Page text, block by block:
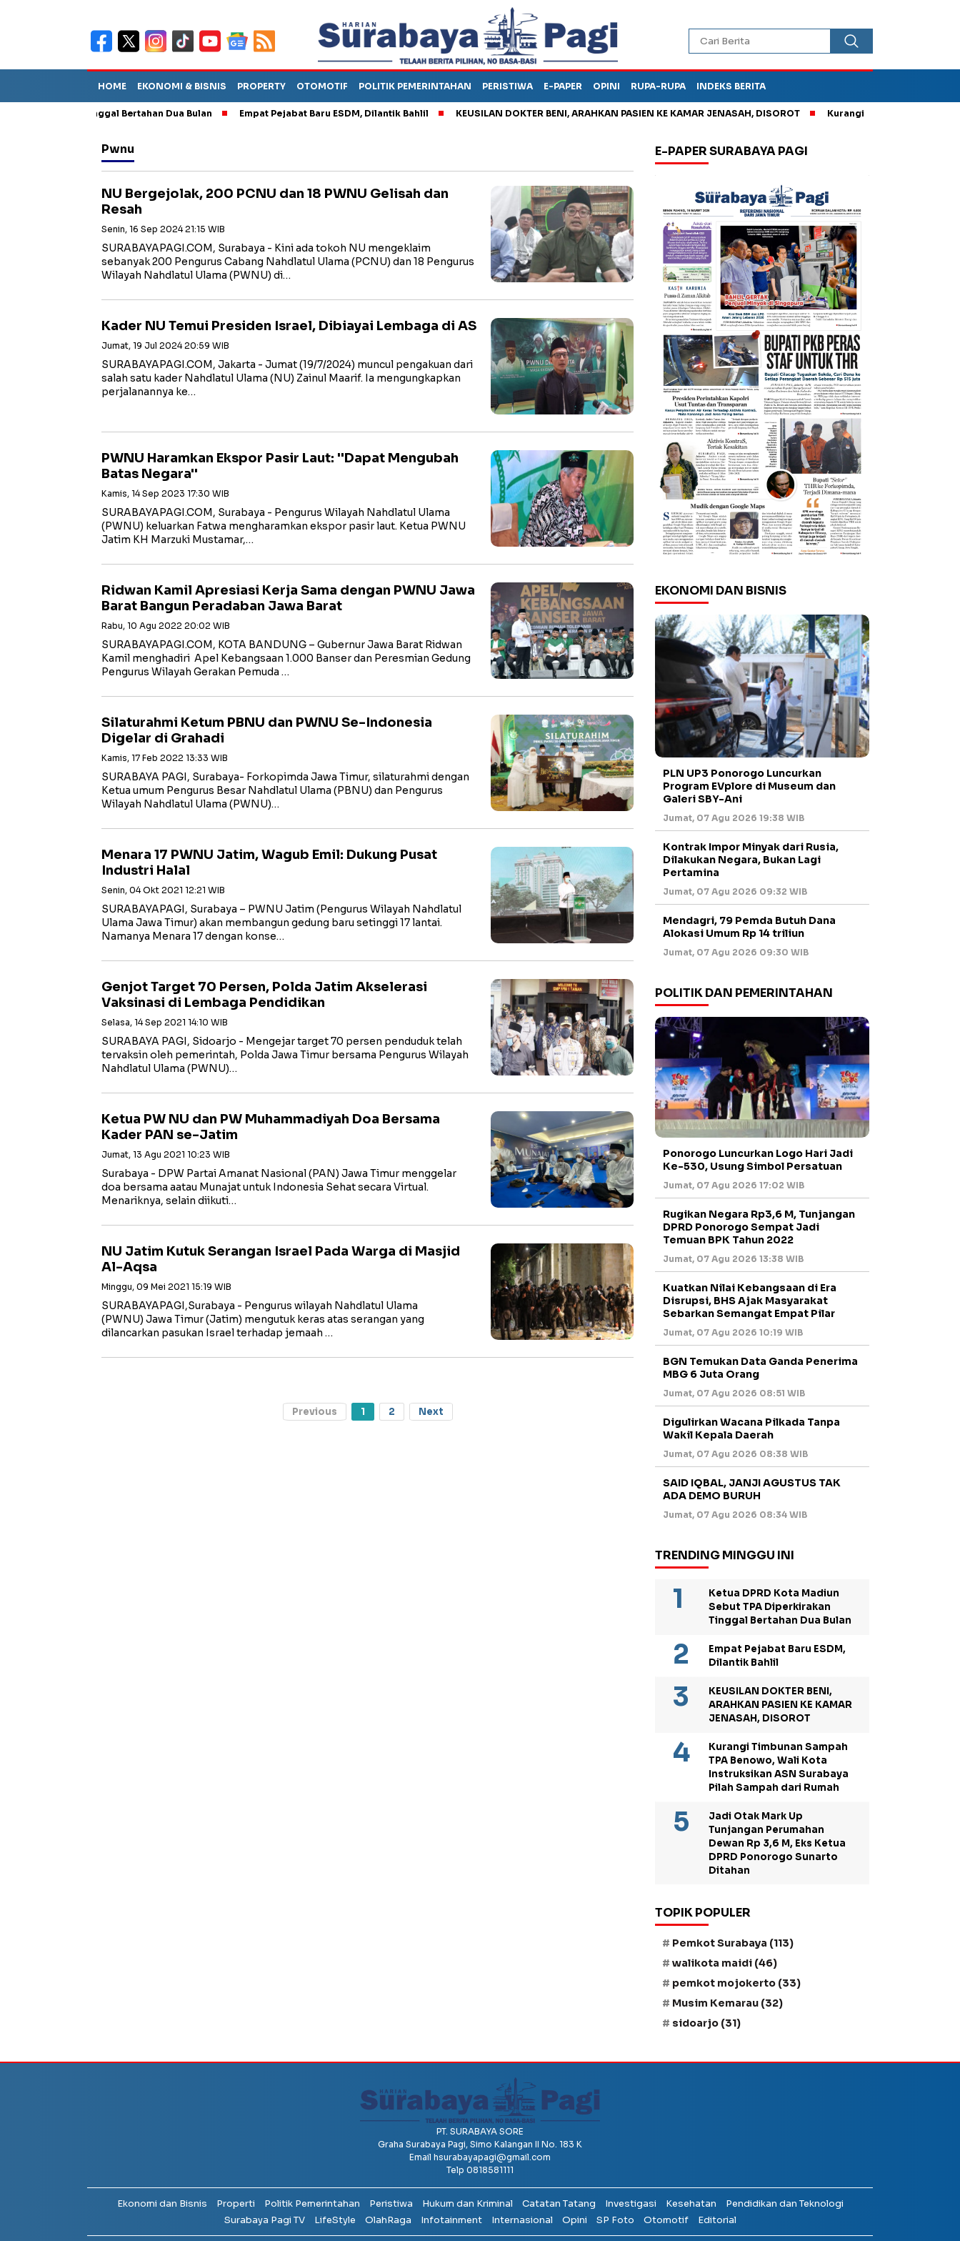
HOME EKONOMI & BISNIS PROPERTY OTOMOTIF POLITIK PEMERINTAHAN PERISTIWA E-PAPER OPINI RUPA-RUPA INDEKS BERITA
Tinggal Bertahan Dua Bulan Empat Pejabat Baru ESDM, Dilantik Bahlil KEUSILAN DOKTER BENI, ARAHKAN PASIEN KE KAMAR JENASAH, DISOROT Kurangi Timbunan Sampah TPA
Pwnu
NU Bergejolak, 200 PCNU dan 18 PWNU Gelisah dan
Resah
Senin, 16 Sep 2024 21:15 WIB
SURABAYAPAGI.COM, Surabaya - Kini ada tokoh NU mengeklaim
sebanyak 200 Pengurus Cabang Nahdlatul Ulama (PCNU) dan 18 Pengurus
Wilayah Nahdlatul Ulama (PWNU) di…
Kader NU Temui Presiden Israel, Dibiayai Lembaga di AS
Jumat, 19 Jul 2024 20:59 WIB
SURABAYAPAGI.COM, Jakarta - Jumat (19/7/2024) muncul pengakuan dari
salah satu kader Nahdlatul Ulama (NU) Zainul Maarif. Ia mengungkapkan
perjalanannya ke…
PWNU Haramkan Ekspor Pasir Laut: ''Dapat Mengubah
Batas Negara''
Kamis, 14 Sep 2023 17:30 WIB
SURABAYAPAGI.COM, Surabaya - Pengurus Wilayah Nahdlatul Ulama
(PWNU) keluarkan Fatwa mengharamkan ekspor pasir laut. Ketua PWNU
Jatim KH Marzuki Mustamar,…
Ridwan Kamil Apresiasi Kerja Sama dengan PWNU Jawa
Barat Bangun Peradaban Jawa Barat
Rabu, 10 Agu 2022 20:02 WIB
SURABAYAPAGI.COM, KOTA BANDUNG – Gubernur Jawa Barat Ridwan
Kamil menghadiri Apel Kebangsaan 1.000 Banser dan Peresmian Gedung
Pengurus Wilayah Gerakan Pemuda …
Silaturahmi Ketum PBNU dan PWNU Se-Indonesia
Digelar di Grahadi
Kamis, 17 Feb 2022 13:33 WIB
SURABAYA PAGI, Surabaya- Forkopimda Jawa Timur, silaturahmi dengan
Ketua umum Pengurus Besar Nahdlatul Ulama (PBNU) dan Pengurus
Wilayah Nahdlatul Ulama (PWNU)…
Menara 17 PWNU Jatim, Wagub Emil: Dukung Pusat
Industri Halal
Senin, 04 Okt 2021 12:21 WIB
SURABAYAPAGI, Surabaya – PWNU Jatim (Pengurus Wilayah Nahdlatul
Ulama Jawa Timur) akan membangun gedung baru setinggi 17 lantai.
Namanya Menara 17 dengan konse…
Genjot Target 70 Persen, Polda Jatim Akselerasi
Vaksinasi di Lembaga Pendidikan
Selasa, 14 Sep 2021 14:10 WIB
SURABAYA PAGI, Sidoarjo - Mengejar target 70 persen penduduk telah
tervaksin oleh pemerintah, Polda Jawa Timur bersama Pengurus Wilayah
Nahdlatul Ulama (PWNU)…
Ketua PW NU dan PW Muhammadiyah Doa Bersama
Kader PAN se-Jatim
Jumat, 13 Agu 2021 10:23 WIB
Surabaya - DPW Partai Amanat Nasional (PAN) Jawa Timur menggelar
doa bersama aatau Munajat untuk Indonesia Sehat secara Virtual.
Menariknya, selain diikuti…
NU Jatim Kutuk Serangan Israel Pada Warga di Masjid
Al-Aqsa
Minggu, 09 Mei 2021 15:19 WIB
SURABAYAPAGI,Surabaya - Pengurus wilayah Nahdlatul Ulama
(PWNU) Jawa Timur (Jatim) mengutuk keras atas serangan yang
dilancarkan pasukan Israel terhadap jemaah …
Previous 1 2 Next
E-PAPER SURABAYA PAGI
EKONOMI DAN BISNIS
PLN UP3 Ponorogo Luncurkan
Program EVplore di Museum dan
Galeri SBY-Ani
Jumat, 07 Agu 2026 19:38 WIB
Kontrak Impor Minyak dari Rusia,
Dilakukan Negara, Bukan Lagi
Pertamina
Jumat, 07 Agu 2026 09:32 WIB
Mendagri, 79 Pemda Butuh Dana
Alokasi Umum Rp 14 triliun
Jumat, 07 Agu 2026 09:30 WIB
POLITIK DAN PEMERINTAHAN
Ponorogo Luncurkan Logo Hari Jadi
Ke-530, Usung Simbol Persatuan
Jumat, 07 Agu 2026 17:02 WIB
Rugikan Negara Rp3,6 M, Tunjangan
DPRD Ponorogo Sempat Jadi
Temuan BPK Tahun 2022
Jumat, 07 Agu 2026 13:38 WIB
Kuatkan Nilai Kebangsaan di Era
Disrupsi, BHS Ajak Masyarakat
Sebarkan Semangat Empat Pilar
Jumat, 07 Agu 2026 10:19 WIB
BGN Temukan Data Ganda Penerima
MBG 6 Juta Orang
Jumat, 07 Agu 2026 08:51 WIB
Digulirkan Wacana Pilkada Tanpa
Wakil Kepala Daerah
Jumat, 07 Agu 2026 08:38 WIB
SAID IQBAL, JANJI AGUSTUS TAK
ADA DEMO BURUH
Jumat, 07 Agu 2026 08:34 WIB
TRENDING MINGGU INI
Ketua DPRD Kota Madiun
Sebut TPA Diperkirakan
Tinggal Bertahan Dua Bulan
Empat Pejabat Baru ESDM,
Dilantik Bahlil
KEUSILAN DOKTER BENI,
ARAHKAN PASIEN KE KAMAR
JENASAH, DISOROT
Kurangi Timbunan Sampah
TPA Benowo, Wali Kota
Instruksikan ASN Surabaya
Pilah Sampah dari Rumah
Jadi Otak Mark Up
Tunjangan Perumahan
Dewan Rp 3,6 M, Eks Ketua
DPRD Ponorogo Sunarto
Ditahan
TOPIK POPULER
Pemkot Surabaya (113)
walikota maidi (46)
pemkot mojokerto (33)
Musim Kemarau (32)
sidoarjo (31)
PT. SURABAYA SORE
Graha Surabaya Pagi, Simo Kalangan II No. 183 K
Email hsurabayapagi@gmail.com
Telp 0818581111
Ekonomi dan Bisnis Properti Politik Pemerintahan Peristiwa Hukum dan Kriminal Catatan Tatang Investigasi Kesehatan
Pendidikan dan Teknologi
Surabaya Pagi TV
LifeStyle OlahRaga Infotainment Internasional Opini SP Foto Otomotif Editorial